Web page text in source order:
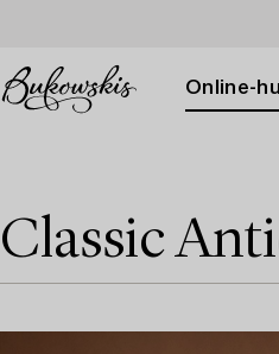
Online-
Classic